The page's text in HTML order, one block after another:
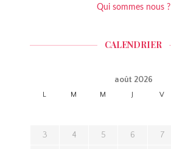
Qui sommes nous ?
CALENDRIER
août 2026
L M M J V
3 4 5 6 7